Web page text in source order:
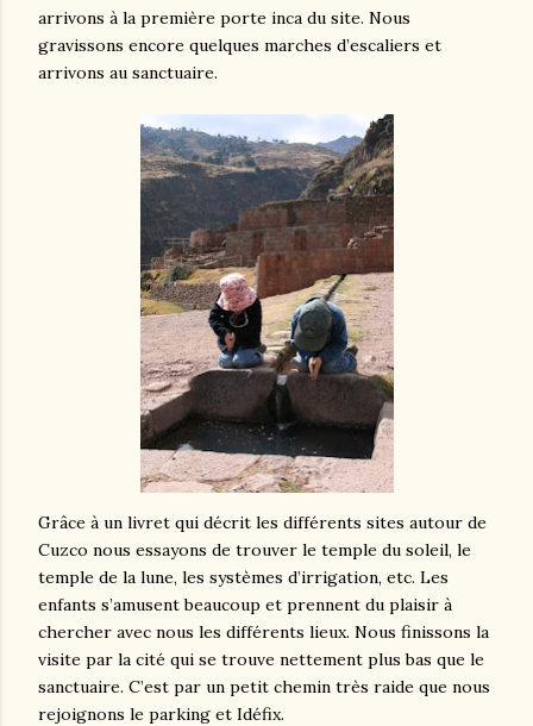
arrivons à la première porte inca du site. Nous
gravissons encore quelques marches d’escaliers et
arrivons au sanctuaire.
Grâce à un livret qui décrit les différents sites autour de
Cuzco nous essayons de trouver le temple du soleil, le
temple de la lune, les systèmes d’irrigation, etc. Les
enfants s’amusent beaucoup et prennent du plaisir à
chercher avec nous les différents lieux. Nous finissons la
visite par la cité qui se trouve nettement plus bas que le
sanctuaire. C’est par un petit chemin très raide que nous
rejoignons le parking et Idéfix.